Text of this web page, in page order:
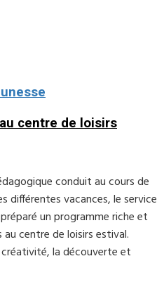
centre de loisirs
conduit au cours de
différentes vacances, le service
un programme riche et
centre de loisirs estival.
la découverte et